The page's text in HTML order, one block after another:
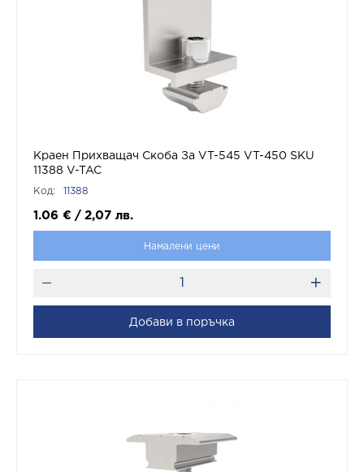
Краен Прихващач Скоба За VT-545 VT-450 SKU
11388 V-TAC
Код: 11388
1.06 € / 2,07 лв.
Намалени цени
Добави в поръчка